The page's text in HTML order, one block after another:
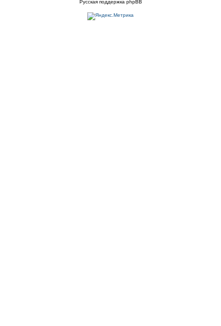
Русская поддержка phpBB